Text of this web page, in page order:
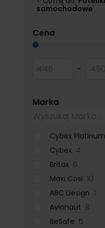
Foteliki
fotelika możesz
niemowlaków
krótki odpoczynek.
samochodowe
Cena
Minimum value
-
Marka
Cybex Platinum
Cybex 4
Britax 6
Maxi Cosi 10
ABC Design 1
Avionaut 8
BeSafe 5